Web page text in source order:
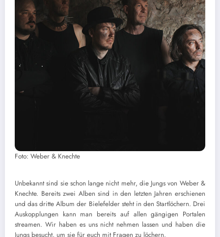
Foto: Weber & Knechte
Unbekannt sind sie schon lange nicht mehr, die Jungs von Weber &
Knechte. Bereits zwei Alben sind in den letzten Jahren erschienen
und das dritte Album der Bielefelder steht in den Startlöchern. Drei
Auskopplungen kann man bereits auf allen gängigen Portalen
streamen. Wir haben es uns nicht nehmen lassen und haben die
Jungs besucht, um sie für euch mit Fragen zu löchern.